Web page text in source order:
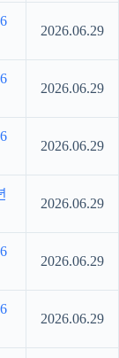
2026.06.29
2026.06.29
2026.06.29
2026.06.29
2026.06.29
2026.06.29